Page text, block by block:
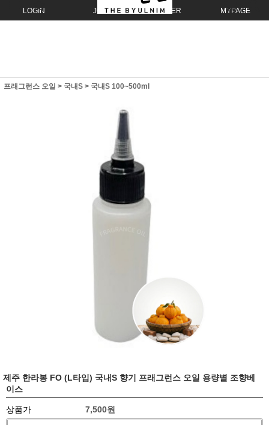
LOGIN JOIN ORDER MYPAGE
프래그런스 오일 > 국내S > 국내S 100~500ml
제주 한라봉 FO (L타입) 국내S 향기 프래그런스 오일 용량별 조향베
이스
상품가 7,500원